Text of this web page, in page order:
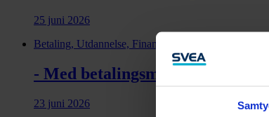
25 juni 2026
Betaling, Utdannelse, Finansiering, Kunnskap,
- Med betalingsmuligheten fra
23 juni 2026